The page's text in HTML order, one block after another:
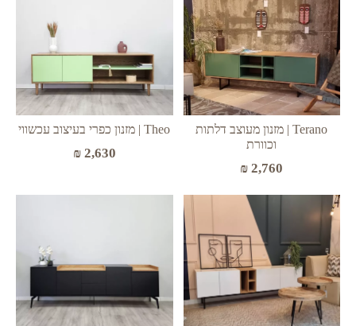
Terano | מזנון מעוצב דלתות
וכוורת
₪ 2,760
Theo | מזנון כפרי בעיצוב עכשווי
₪2,630